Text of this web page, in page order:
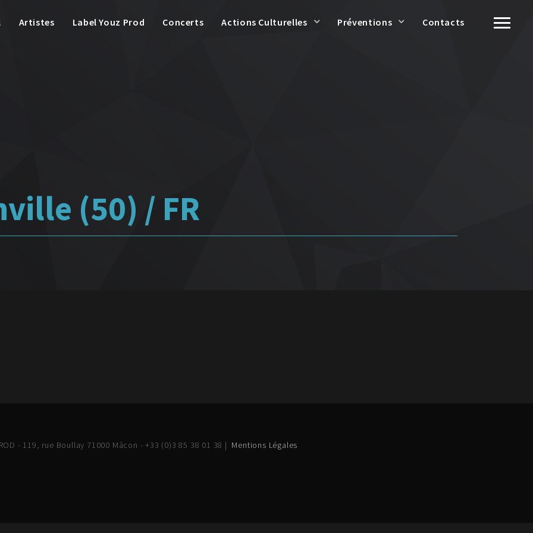
Artistes Label Youz Prod Concerts Actions Culturelles Préventions Contacts
(50) / FR
- 119, rue Boullay 71000 Mâcon - +33 (0)3 85 38 01 38 | Mentions Légales